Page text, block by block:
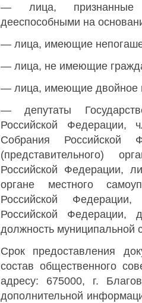
— лица, признанные
дееспособными на
— лица, имеющие
— лица, не имеющие
— лица, имеющие двойное
— депутаты
Российской Федерации,
Собрания Российской
(представительного)
Российской Федерации,
органе местного
Российской Федерации,
Российской Федерации,
должность муниципальной
Срок предоставления
состав общественного
адресу: 675000, г.
дополнительной